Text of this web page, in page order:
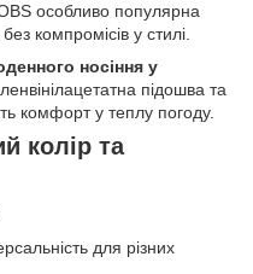
особливо популярна
компромісів у стилі.
носіння у
підошва та
комфорт у теплу погоду.
колір та
для різних